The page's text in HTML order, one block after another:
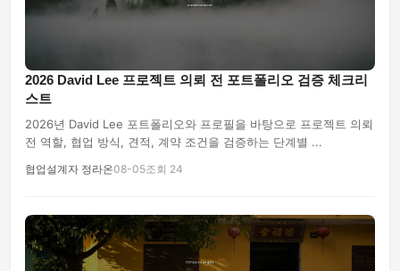
2026 David Lee 프로젝트 의뢰 전 포트폴리오 검증 체크리
스트
2026년 David Lee 포트폴리오와 프로필을 바탕으로 프로젝트 의뢰
전 역할, 협업 방식, 견적, 계약 조건을 검증하는 단계별 ...
협업설계자 정라온08-05조회 24